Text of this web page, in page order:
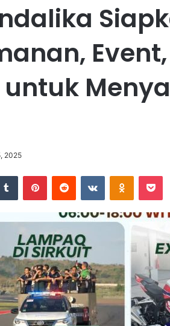
untuk
2025
Tumblr PinterestReddit VKontakte